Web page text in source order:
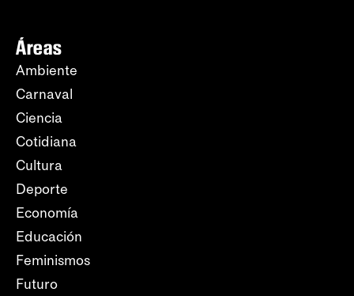
Áreas
Ambiente
Carnaval
Ciencia
Cotidiana
Cultura
Deporte
Economía
Educación
Feminismos
Futuro